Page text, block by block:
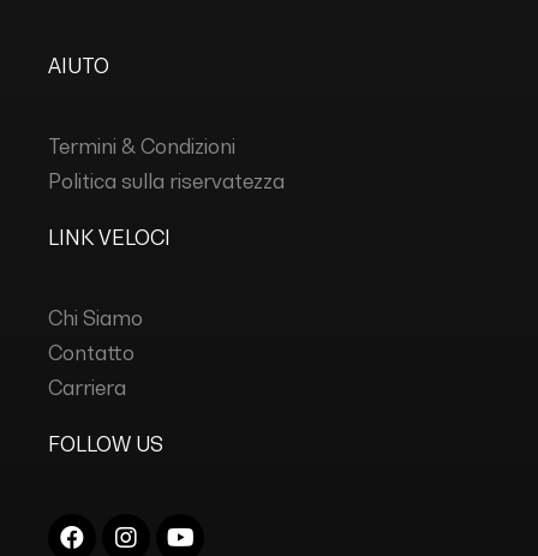
AIUTO
Termini & Condizioni
Politica sulla riservatezza
LINK VELOCI
Chi Siamo
Contatto
Carriera
FOLLOW US